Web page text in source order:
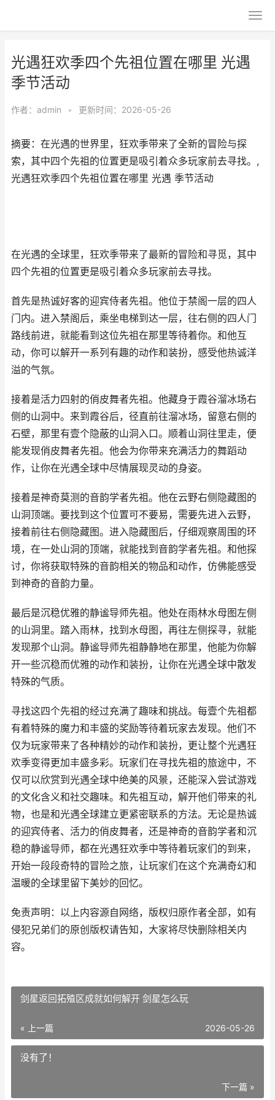
光遇狂欢季四个先祖位置在哪里 光遇
季节活动
作者： admin • 更新时间：2026-05-26
摘要：在光遇的世界里，狂欢季带来了全新的冒险与探
索，其中四个先祖的位置更是吸引着众多玩家前去寻找。,
光遇狂欢季四个先祖位置在哪里 光遇 季节活动
在光遇的全球里，狂欢季带来了最新的冒险和寻觅，其中
四个先祖的位置更是吸引着众多玩家前去寻找。
首先是热诚好客的迎宾侍者先祖。他位于禁阁一层的四人
门内。进入禁阁后，乘坐电梯到达一层，往右侧的四人门
路线前进，就能看到这位先祖在那里等待着你。和他互
动，你可以解开一系列有趣的动作和装扮，感受他热诚洋
溢的气氛。
接着是活力四射的俏皮舞者先祖。他藏身于霞谷溜冰场右
侧的山洞中。来到霞谷后，径直前往溜冰场，留意右侧的
石壁，那里有壹个隐蔽的山洞入口。顺着山洞往里走，便
能发现俏皮舞者先祖。他会为你带来充满活力的舞蹈动
作，让你在光遇全球中尽情展现灵动的身姿。
接着是神奇莫测的音韵学者先祖。他在云野右侧隐藏图的
山洞顶端。要找到这个位置可不要易，需要先进入云野，
接着前往右侧隐藏图。进入隐藏图后，仔细观察周围的环
境，在一处山洞的顶端，就能找到音韵学者先祖。和他探
讨，你将获取特殊的音韵相关的物品和动作，仿佛能感受
到神奇的音韵力量。
最后是沉稳优雅的静谧导师先祖。他处在雨林水母图左侧
的山洞里。踏入雨林，找到水母图，再往左侧探寻，就能
发现那个山洞。静谧导师先祖静静地在那里，他能为你解
开一些沉稳而优雅的动作和装扮，让你在光遇全球中散发
特殊的气质。
寻找这四个先祖的经过充满了趣味和挑战。每壹个先祖都
有着特殊的魔力和丰盛的奖励等待着玩家去发现。他们不
仅为玩家带来了各种精妙的动作和装扮，更让整个光遇狂
欢季变得更加丰盛多彩。玩家们在寻找先祖的旅途中，不
仅可以欣赏到光遇全球中绝美的风景，还能深入尝试游戏
的文化含义和社交趣味。和先祖互动，解开他们带来的礼
物，也是和光遇全球建立更紧密联系的方法。无论是热诚
的迎宾侍者、活力的俏皮舞者，还是神奇的音韵学者和沉
稳的静谧导师，都在光遇狂欢季中等待着玩家们的到来，
开始一段段奇特的冒险之旅，让玩家们在这个充满奇幻和
温暖的全球里留下美妙的回忆。
免责声明：以上内容源自网络，版权归原作者全部，如有
侵犯兄弟们的原创版权请告知，大家将尽快删除相关内
容。
剑星返回拓殖区成就如何解开 剑星怎么玩
« 上一篇 2026-05-26
没有了！
下一篇 »